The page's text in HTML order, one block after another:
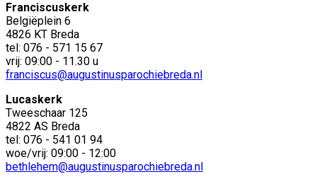
Franciscuskerk
Belgiëplein 6
4826 KT Breda
tel: 076 - 571 15 67
vrij: 09:00 - 11.30 u
franciscus@augustinusparochiebreda.nl
Lucaskerk
Tweeschaar 125
4822 AS Breda
tel: 076 - 541 01 94
woe/vrij: 09:00 - 12:00
bethlehem@augustinusparochiebreda.nl